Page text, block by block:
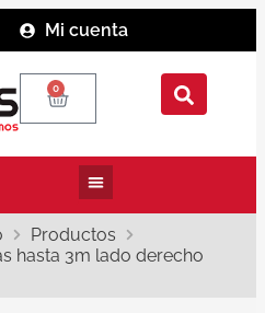
Mi cuenta
0
Productos
hasta 3m lado derecho